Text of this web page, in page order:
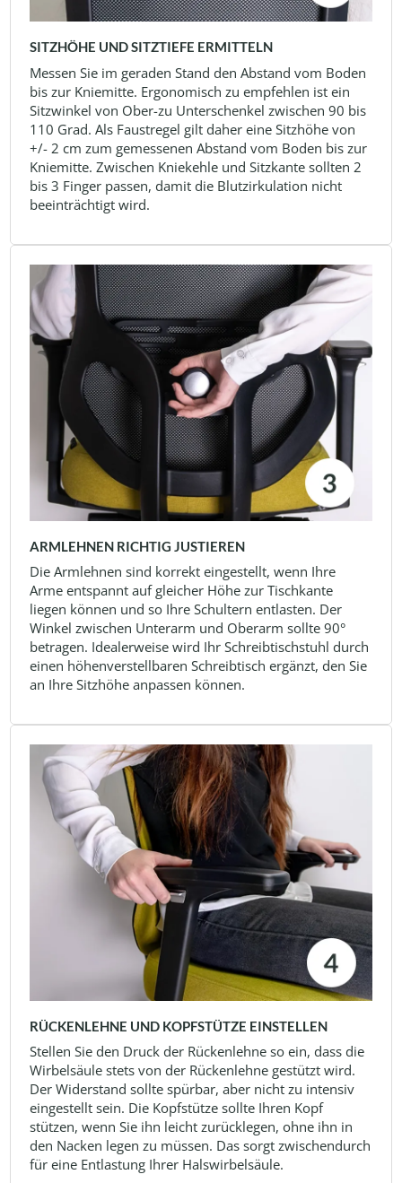
SITZHÖHE UND SITZTIEFE ERMITTELN
Messen Sie im geraden Stand den Abstand vom Boden
bis zur Kniemitte. Ergonomisch zu empfehlen ist ein
Sitzwinkel von Ober-zu Unterschenkel zwischen 90 bis
110 Grad. Als Faustregel gilt daher eine Sitzhöhe von
+/- 2 cm zum gemessenen Abstand vom Boden bis zur
Kniemitte. Zwischen Kniekehle und Sitzkante sollten 2
bis 3 Finger passen, damit die Blutzirkulation nicht
beeinträchtigt wird.
ARMLEHNEN RICHTIG JUSTIEREN
Die Armlehnen sind korrekt eingestellt, wenn Ihre
Arme entspannt auf gleicher Höhe zur Tischkante
liegen können und so Ihre Schultern entlasten. Der
Winkel zwischen Unterarm und Oberarm sollte 90°
betragen. Idealerweise wird Ihr Schreibtischstuhl durch
einen höhenverstellbaren Schreibtisch ergänzt, den Sie
an Ihre Sitzhöhe anpassen können.
RÜCKENLEHNE UND KOPFSTÜTZE EINSTELLEN
Stellen Sie den Druck der Rückenlehne so ein, dass die
Wirbelsäule stets von der Rückenlehne gestützt wird.
Der Widerstand sollte spürbar, aber nicht zu intensiv
eingestellt sein. Die Kopfstütze sollte Ihren Kopf
stützen, wenn Sie ihn leicht zurücklegen, ohne ihn in
den Nacken legen zu müssen. Das sorgt zwischendurch
für eine Entlastung Ihrer Halswirbelsäule.